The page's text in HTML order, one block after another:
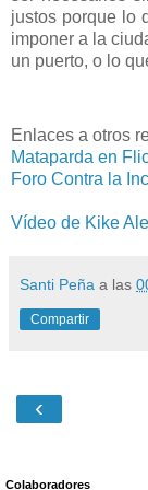
justos porque lo
imponer a la
un puerto, o lo
Enlaces a otros
Mataparda en
Foro Contra la
Vídeo de Kike
Santi Peña a las
Compartir
‹
Colaboradores